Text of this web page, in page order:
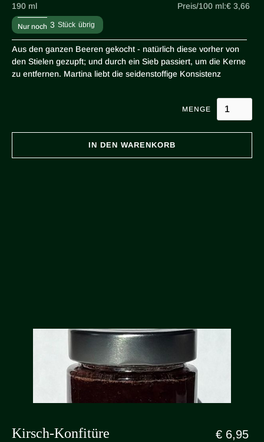
Preis/100 ml:€ 3,66
190 ml
Nur noch 3 Stück übrig
Aus den ganzen Beeren gekocht - natürlich diese vorher von
den Stielen gezupft; und durch ein Sieb passiert, um die Kerne
zu entfernen. Martina liebt die seidenstoffige Konsistenz
MENGE
Kirsch-Konfitüre € 6,95